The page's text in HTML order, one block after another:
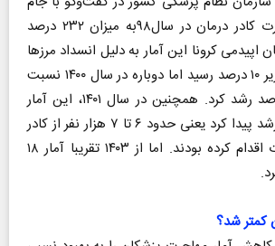
جم می‌گوید: مهاجرت کادر درمان در سال۹۸به میزان ۲۳۲ درصد
اپیدمی کرونا این آمار به دلیل انسداد مرزها
افت پیدا کرد و به زیر ۱۰ درصد رسید اما دوباره در سال ۱۴۰۰ نسبت
به سال قبل ۱۰۰ درصد رشد کرد. همچنین در سال ۱۴۰۱، این آمار
مهاجرت ۴۵ درصد رشد پیدا کرد یعنی حدود ۶ تا ۷ هزار نفر از کادر
درمان برای مهاجرت اقدام کرده بودند. اما از ۱۴۰۳ تقریبا آمار ۱۸
کمتر شد؟